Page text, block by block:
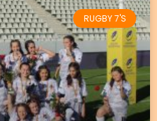
RUGBY 7'S